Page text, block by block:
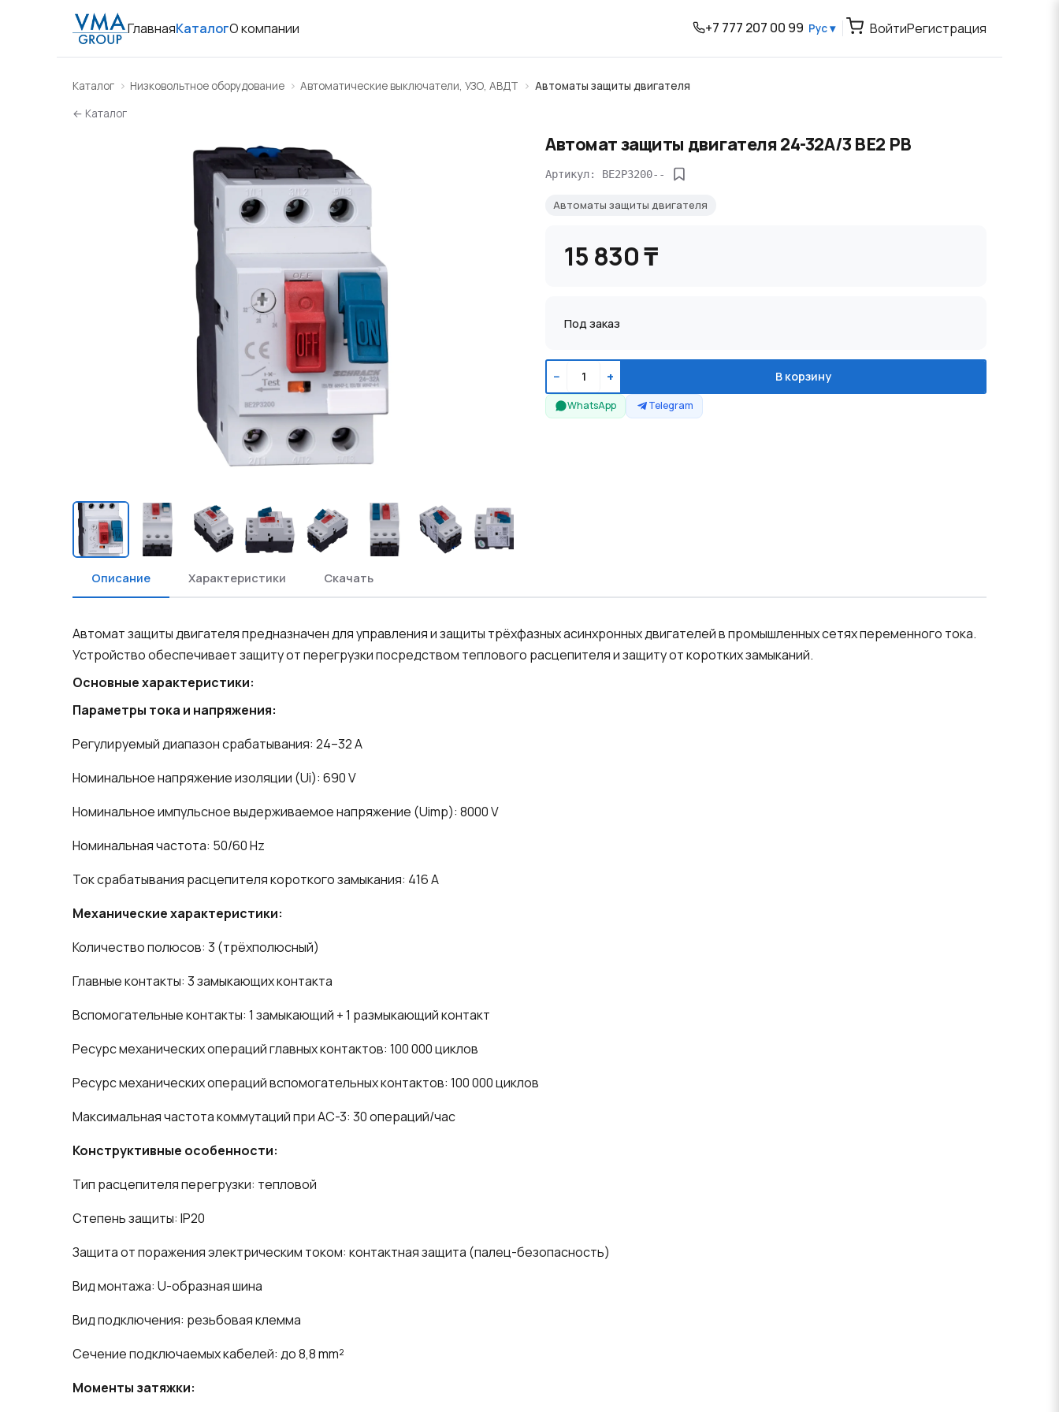
ГлавнаяКаталогО компании +7 777 207 00 99 Рус ▾ ВойтиРегистрация
Каталог Низковольтное оборудование Автоматические выключатели, УЗО, АВДТ
Автоматы защиты двигателя
← Каталог
Автомат защиты двигателя 24-32A/3 BE2 PB
Артикул: BE2P3200--
Автоматы защиты двигателя
15 830 ₸
Под заказ
− + В корзину
WhatsApp Telegram
Описание Характеристики Скачать
Автомат защиты двигателя предназначен для управления и защиты трёхфазных асинхронных двигателей в промышленных сетях переменного тока.
Устройство обеспечивает защиту от перегрузки посредством теплового расцепителя и защиту от коротких замыканий.
Основные характеристики:
Параметры тока и напряжения:
Регулируемый диапазон срабатывания: 24–32 A
Номинальное напряжение изоляции (Ui): 690 V
Номинальное импульсное выдерживаемое напряжение (Uimp): 8000 V
Номинальная частота: 50/60 Hz
Ток срабатывания расцепителя короткого замыкания: 416 A
Механические характеристики:
Количество полюсов: 3 (трёхполюсный)
Главные контакты: 3 замыкающих контакта
Вспомогательные контакты: 1 замыкающий + 1 размыкающий контакт
Ресурс механических операций главных контактов: 100 000 циклов
Ресурс механических операций вспомогательных контактов: 100 000 циклов
Максимальная частота коммутаций при AC-3: 30 операций/час
Конструктивные особенности:
Тип расцепителя перегрузки: тепловой
Степень защиты: IP20
Защита от поражения электрическим током: контактная защита (палец-безопасность)
Вид монтажа: U-образная шина
Вид подключения: резьбовая клемма
Сечение подключаемых кабелей: до 8,8 mm²
Моменты затяжки: